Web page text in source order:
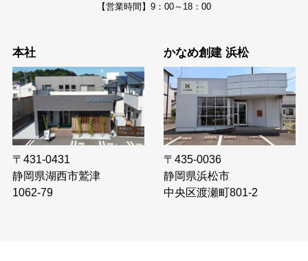
【営業時間】9：00～18：00
本社
〒431-0431
静岡県湖西市鷲津
1062-79
かなめ創建 浜松
〒435-0036
静岡県浜松市
中央区渡瀬町801-2